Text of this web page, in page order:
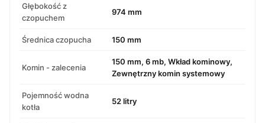
Głębokość z
czopuchem
974 mm
Średnica czopucha 150 mm
Komin - zalecenia
150 mm, 6 mb, Wkład kominowy,
Zewnętrzny komin systemowy
Pojemność wodna
kotła
52 litry